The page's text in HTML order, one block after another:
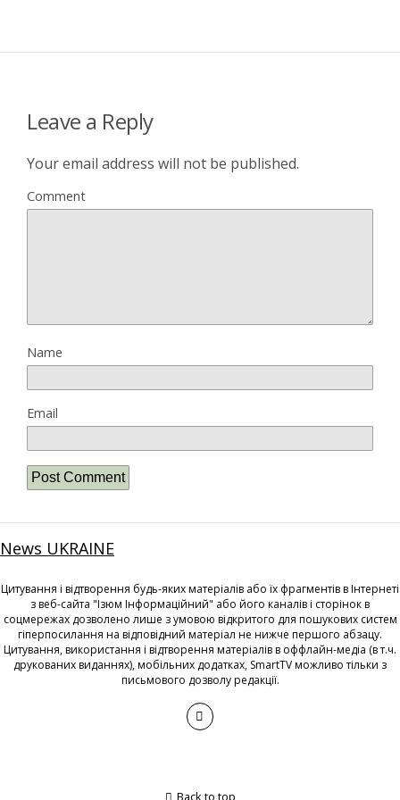
Leave a Reply
Your email address will not be published.
Comment
Name
Email
News UKRAINE
Цитування і відтворення будь-яких матеріалів або їх фрагментів в Інтернеті
з веб-сайта "Ізюм Інформаційний" або його каналів і сторінок в
соцмережах дозволено лише з умовою відкритого для пошукових систем
гіперпосилання на відповідний матеріал не нижче першого абзацу.
Цитування, використання і відтворення матеріалів в оффлайн-медіа (в т.ч.
друкованих виданнях), мобільних додатках, SmartTV можливо тільки з
письмового дозволу редакції.
Back to top